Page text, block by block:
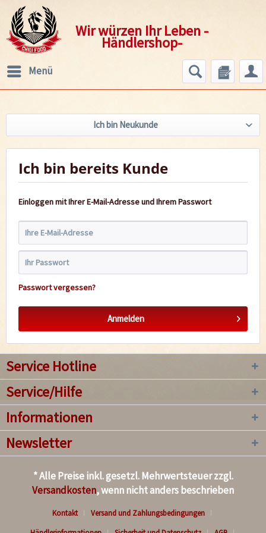
Wir würzen Ihr Leben -
Händlershop-
Menü
Ich bin Neukunde
Ich bin bereits Kunde
Einloggen mit Ihrer E-Mail-Adresse und Ihrem Passwort
Passwort vergessen?
Anmelden
Service Hotline
Service/Hilfe
Informationen
Newsletter
* Alle Preise inkl. gesetzl. Mehrwertsteuer zzgl.
Versandkosten, wenn nicht anders beschrieben
Kontakt
Versand und Zahlungsbedingungen